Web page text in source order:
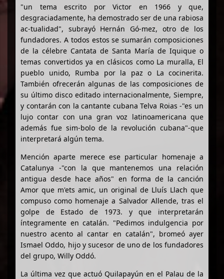
"un tema escrito por Victor en 1966 y que,
desgraciadamente, ha demostrado ser de una rabiosa
ac-tualidad", subrayó Hernán Gó-mez, otro de los
fundadores. A todos estos se sumarán composiciones
de la célebre Cantata de Santa María de Iquique o
temas convertidos ya en clásicos como La muralla, El
pueblo unido, Rumba por la paz o La cocinerita.
También ofrecerán algunas de las composiciones de
su último disco editado internacionalmente, Siempre,
y contarán con la cantante cubana Telva Roias -"es un
lujo contar con una gran voz latinoamericana que
además fue sim-bolo de la revolución cubana"-que
interpretará algún tema.
Mención aparte merece ese particular homenaje a
Catalunya -"con la que mantenemos una relación
antigua desde hace años" en forma de la canción
Amor que m'ets amic, un original de Lluís Llach que
compuso como homenaje a Salvador Allende, tras el
golpe de Estado de 1973. y que interpretarán
íntegramente en catalán. "Pedimos indulgencia por
nuestro acento al cantar en catalán", bromeó ayer
Ismael Oddo, hijo y sucesor de uno de los fundadores
del grupo, Willy Oddó.
La última vez que actuó Quilapayún en el Palau de la